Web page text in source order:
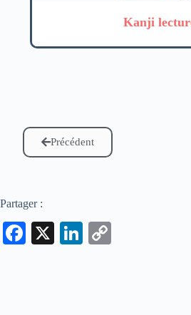
Kanji
Précédent
Partager :
Fa
X
Li